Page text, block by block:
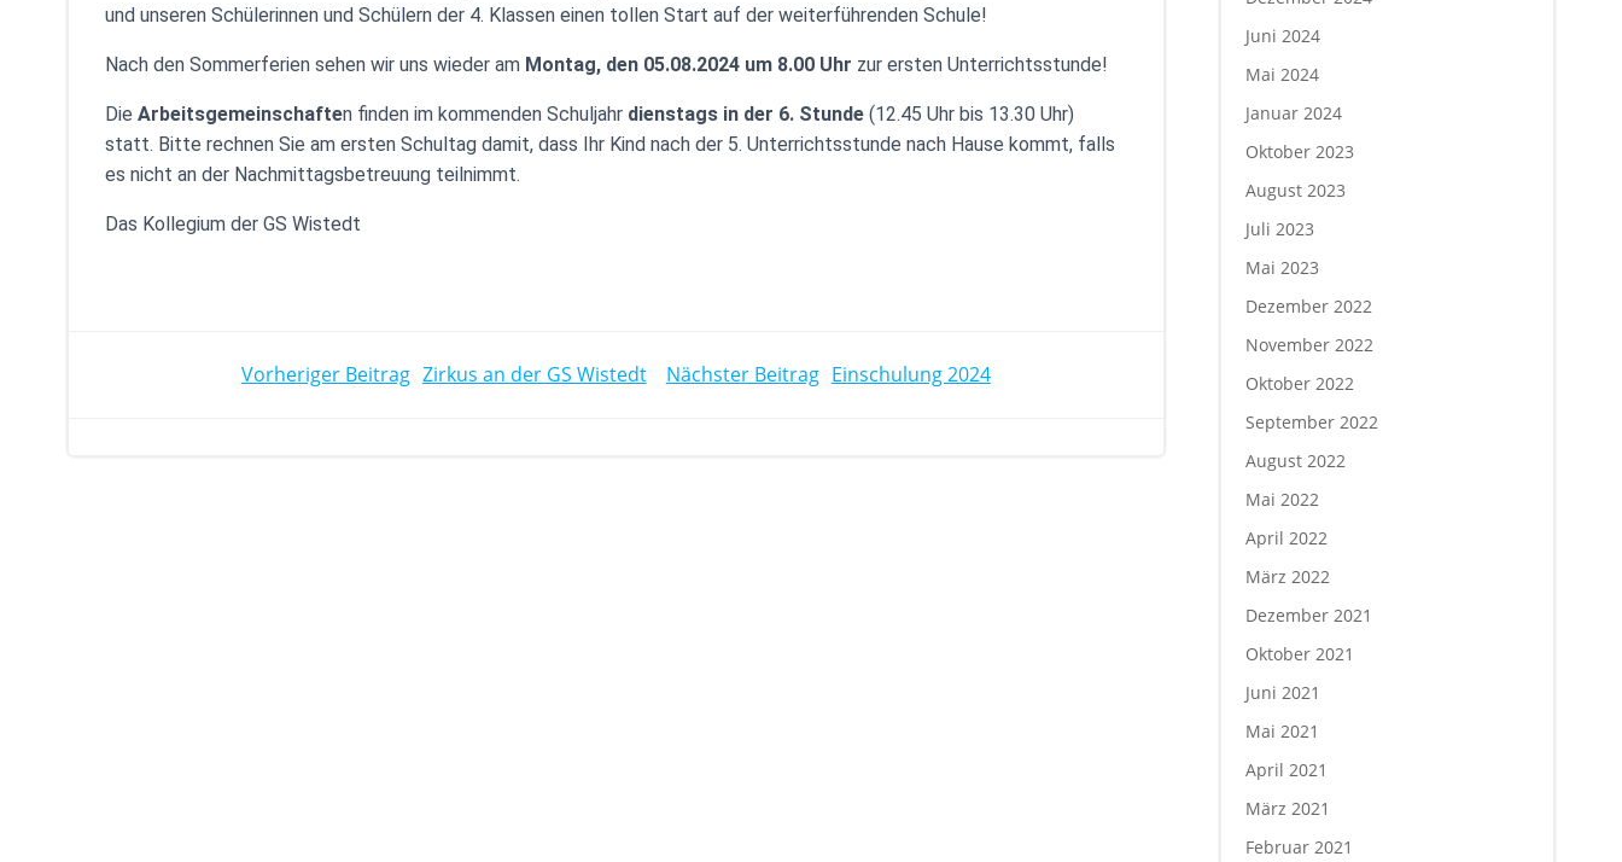
und unseren Schülerinnen und Schülern der 4. Klassen einen tollen Start auf der weiterführenden Schule!
Nach den Sommerferien sehen wir uns wieder am Montag, den 05.08.2024 um 8.00 Uhr zur ersten Unterrichtsstunde!
Die Arbeitsgemeinschaften finden im kommenden Schuljahr dienstags in der 6. Stunde (12.45 Uhr bis 13.30 Uhr)
statt. Bitte rechnen Sie am ersten Schultag damit, dass Ihr Kind nach der 5. Unterrichtsstunde nach Hause kommt, falls
es nicht an der Nachmittagsbetreuung teilnimmt.
Das Kollegium der GS Wistedt
POST
Vorheriger Beitrag Zirkus an der GS Wistedt
POST
Nächster Beitrag Einschulung 2024
Juni 2024
Mai 2024
Januar 2024
Oktober 2023
August 2023
Juli 2023
Mai 2023
Dezember 2022
November 2022
Oktober 2022
September 2022
August 2022
Mai 2022
April 2022
März 2022
Dezember 2021
Oktober 2021
Juni 2021
Mai 2021
April 2021
März 2021
Februar 2021